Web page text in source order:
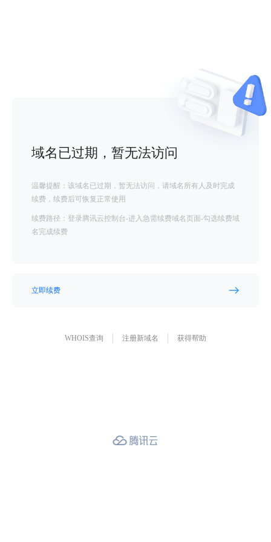
域名已过期，暂无法访问
温馨提醒：该域名已过期，暂无法访问，请域名所有人及时完成
续费，续费后可恢复正常使用
续费路径：登录腾讯云控制台-进入急需续费域名页面-勾选续费域
名完成续费
立即续费
WHOIS查询 注册新域名 获得帮助